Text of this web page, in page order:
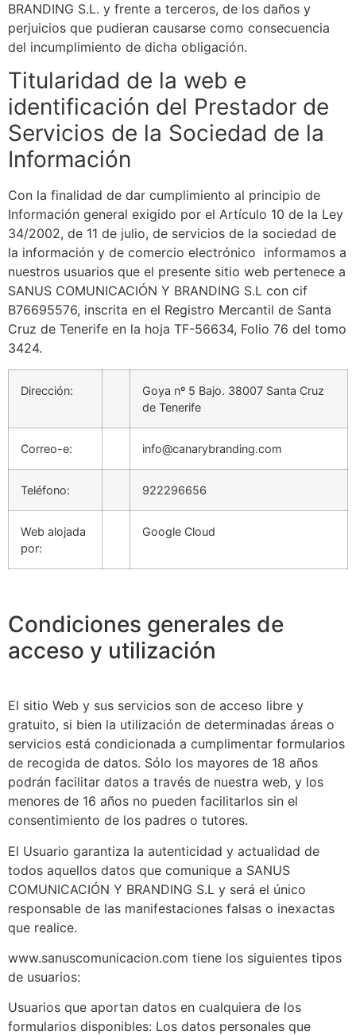
BRANDING S.L. y frente a terceros, de los daños y
perjuicios que pudieran causarse como consecuencia
del incumplimiento de dicha obligación.
Titularidad de la web e
identificación del Prestador de
Servicios de la Sociedad de la
Información
Con la finalidad de dar cumplimiento al principio de
Información general exigido por el Artículo 10 de la Ley
34/2002, de 11 de julio, de servicios de la sociedad de
la información y de comercio electrónico informamos a
nuestros usuarios que el presente sitio web pertenece a
SANUS COMUNICACIÓN Y BRANDING S.L con cif
B76695576, inscrita en el Registro Mercantil de Santa
Cruz de Tenerife en la hoja TF-56634, Folio 76 del tomo
3424.
Dirección:
Goya nº 5 Bajo. 38007 Santa Cruz
de Tenerife
Correo-e: info@canarybranding.com
Teléfono: 922296656
Web alojada
por:
Google Cloud
Condiciones generales de
acceso y utilización
El sitio Web y sus servicios son de acceso libre y
gratuito, si bien la utilización de determinadas áreas o
servicios está condicionada a cumplimentar formularios
de recogida de datos. Sólo los mayores de 18 años
podrán facilitar datos a través de nuestra web, y los
menores de 16 años no pueden facilitarlos sin el
consentimiento de los padres o tutores.
El Usuario garantiza la autenticidad y actualidad de
todos aquellos datos que comunique a SANUS
COMUNICACIÓN Y BRANDING S.L y será el único
responsable de las manifestaciones falsas o inexactas
que realice.
www.sanuscomunicacion.com tiene los siguientes tipos
de usuarios:
Usuarios que aportan datos en cualquiera de los
formularios disponibles: Los datos personales que